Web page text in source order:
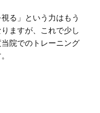
る」という力はもう
ますが、これで少し
院でのトレーニング